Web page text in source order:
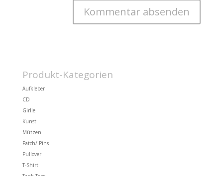
Produkt-Kategorien
Aufkleber
CD
Girlie
Kunst
Mützen
Patch/ Pins
Pullover
T-Shirt